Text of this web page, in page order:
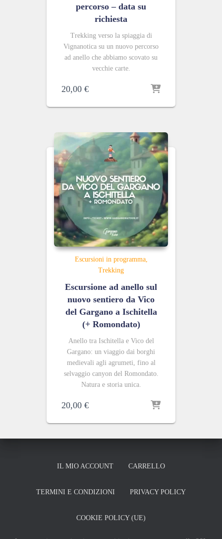
percorso – data su
richiesta
Trekking verso la spiaggia di
Vignanotica su un nuovo percorso
ad anello che abbiamo scovato su
vecchie carte.
20,00 €
Escursioni in programma
Trekking
Escursione ad anello sul
nuovo sentiero da Vico
del Gargano a Ischitella
(+ Romondato)
Anello tra Ischitella e Vico del
Gargano: un viaggio dai borghi
medievali agli agrumeti, fino al
selvaggio canyon del Romondato.
Natura e storia unica.
20,00 €
IL MIO ACCOUNT CARRELLO
TERMINI E CONDIZIONI PRIVACY POLICY
COOKIE POLICY (UE)